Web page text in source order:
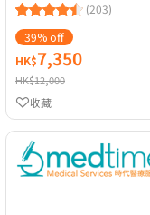
(203)
39% off
HK$7,350
HK$12,000
收藏